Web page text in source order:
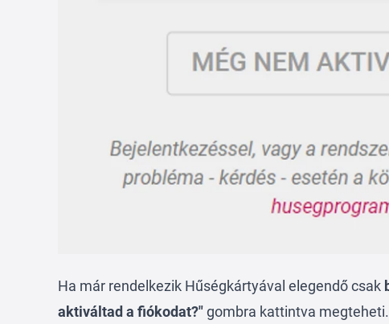
Ha már rendelkezik Hűségkártyával elegendő csak
aktiváltad a fiókodat?"gombra kattintva